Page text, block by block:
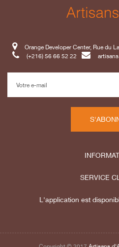
Orange Developer Center, Rue du
(+216) 56 66 52 22
SERVICE
L'application est